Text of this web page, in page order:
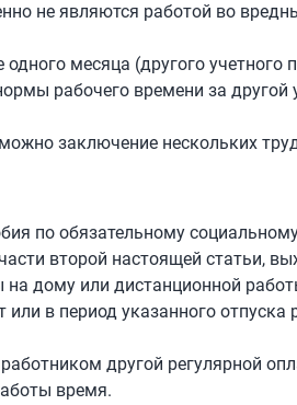
не являются работой во
месяца (другого учетного
рабочего времени за другой
заключение нескольких
по обязательному
второй настоящей статьи,
дому или дистанционной
в период указанного отпуска
другой регулярной
время.